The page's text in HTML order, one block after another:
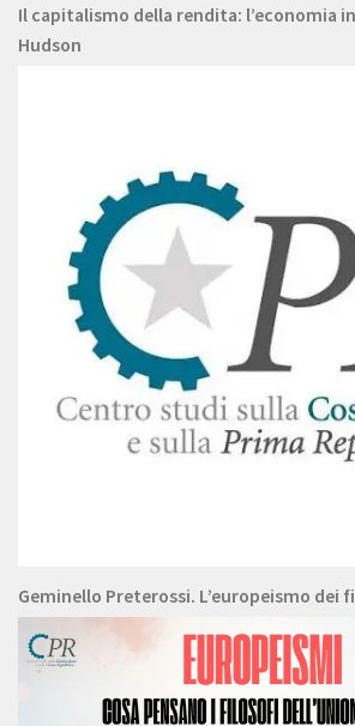
Il capitalismo della rendita: l’economia
Hudson
Geminello Preterossi. L’europeismo dei